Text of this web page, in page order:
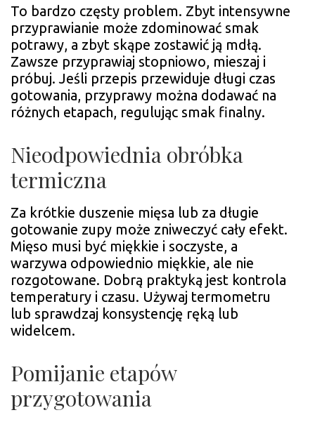
To bardzo częsty problem. Zbyt intensywne
przyprawianie może zdominować smak
potrawy, a zbyt skąpe zostawić ją mdłą.
Zawsze przyprawiaj stopniowo, mieszaj i
próbuj. Jeśli przepis przewiduje długi czas
gotowania, przyprawy można dodawać na
różnych etapach, regulując smak finalny.
Nieodpowiednia obróbka
termiczna
Za krótkie duszenie mięsa lub za długie
gotowanie zupy może zniweczyć cały efekt.
Mięso musi być miękkie i soczyste, a
warzywa odpowiednio miękkie, ale nie
rozgotowane. Dobrą praktyką jest kontrola
temperatury i czasu. Używaj termometru
lub sprawdzaj konsystencję ręką lub
widelcem.
Pomijanie etapów
przygotowania